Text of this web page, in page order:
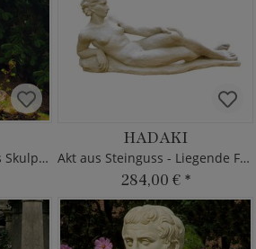
Drei Grazien - Steinguss Skulptur
HADAKI
Akt aus Steinguss - Liegende Frau
284,00 € *